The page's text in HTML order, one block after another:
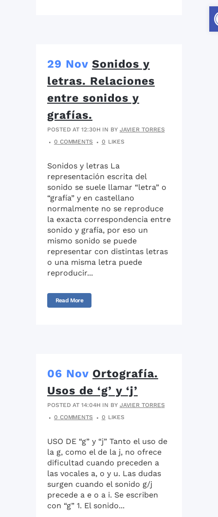
29 Nov Sonidos y
letras. Relaciones
entre sonidos y
grafías.
POSTED AT 12:30H IN BY JAVIER TORRES
0 COMMENTS
0 LIKES
Sonidos y letras La
representación escrita del
sonido se suele llamar “letra” o
“grafía” y en castellano
normalmente no se reproduce
la exacta correspondencia entre
sonido y grafía, por eso un
mismo sonido se puede
representar con distintas letras
o una misma letra puede
reproducir...
Read More
06 Nov Ortografía.
Usos de ‘g’ y ‘j’
POSTED AT 14:04H IN BY JAVIER TORRES
0 COMMENTS
0 LIKES
USO DE “g” y “j” Tanto el uso de
la g, como el de la j, no ofrece
dificultad cuando preceden a
las vocales a, o y u. Las dudas
surgen cuando el sonido g/j
precede a e o a i. Se escriben
con “g” 1. El sonido...